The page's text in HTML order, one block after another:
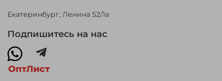
Екатеринбург, Ленина 52/1а
Подпишитесь на нас